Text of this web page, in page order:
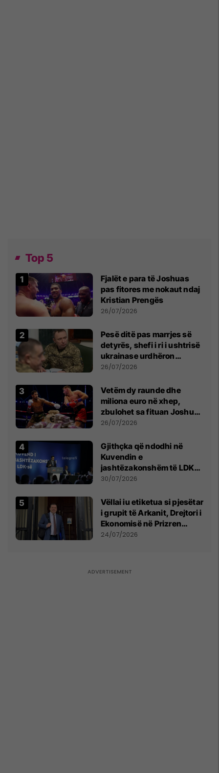
Top 5
Fjalët e para të Joshuas
pas fitores me nokaut ndaj
Kristian Prengës
26/07/2026
Pesë ditë pas marrjes së
detyrës, shefi i ri i ushtrisë
ukrainase urdhëron
kontroll të madh
26/07/2026
Vetëm dy raunde dhe
miliona euro në xhep,
zbulohet sa fituan Joshua
e Prenga
26/07/2026
Gjithçka që ndodhi në
Kuvendin e
jashtëzakonshëm të LDK-
së
30/07/2026
Vëllai iu etiketua si pjesëtar
i grupit të Arkanit, Drejtori i
Ekonomisë në Prizren
mohon pretendimet
24/07/2026